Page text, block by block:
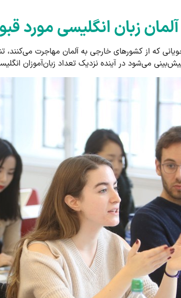
آلمان زبان انگلیسی مورد
که از کشورهای خارجی به آلمان مهاجرت
می‌شود در آینده نزدیک تعداد زبان‌آموزان